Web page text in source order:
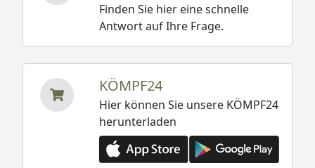
Finden Sie hier eine schnelle
Antwort auf Ihre Frage.
KÖMPF24
Hier können Sie unsere KÖMPF24
herunterladen